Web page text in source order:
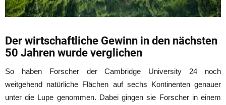
Der wirtschaftliche Gewinn in den nächsten
50 Jahren wurde verglichen
So haben Forscher der Cambridge University 24 noch
weitgehend natürliche Flächen auf sechs Kontinenten genauer
unter die Lupe genommen. Dabei gingen sie Forscher in einem